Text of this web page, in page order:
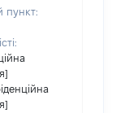
пункт: